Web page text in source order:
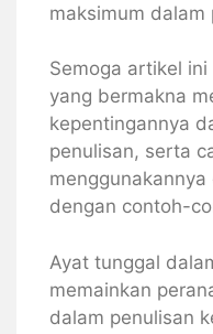
maksimum dalam
Semoga artikel
yang bermakna
kepentingannya
penulisan, serta
dengan contoh-
Ayat tunggal
memainkan
dalam penulisan